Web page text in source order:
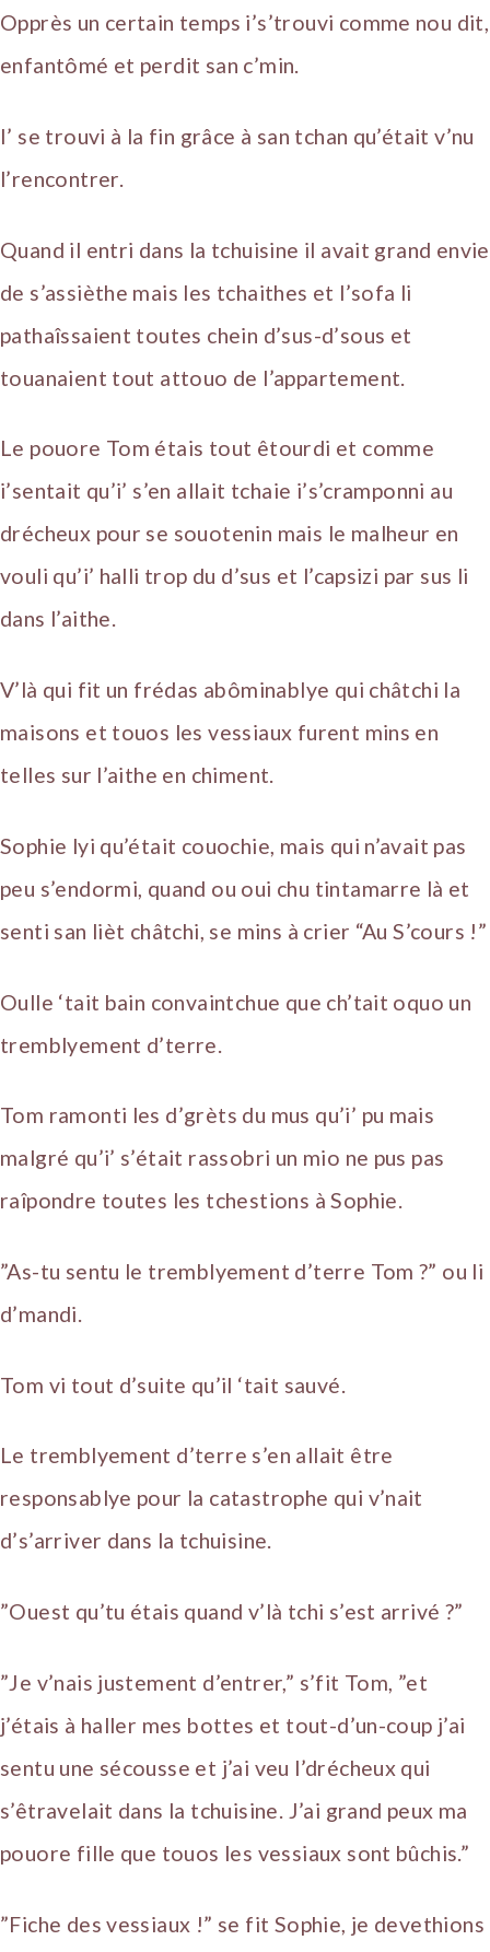
Opprès un certain temps i’s’trouvi comme nou dit,
enfantômé et perdit san c’min.
I’ se trouvi à la fin grâce à san tchan qu’était v’nu
l’rencontrer.
Quand il entri dans la tchuisine il avait grand envie
de s’assièthe mais les tchaithes et l’sofa li
pathaîssaient toutes chein d’sus-d’sous et
touanaient tout attouo de l’appartement.
Le pouore Tom étais tout êtourdi et comme
i’sentait qu’i’ s’en allait tchaie i’s’cramponni au
drécheux pour se souotenin mais le malheur en
vouli qu’i’ halli trop du d’sus et l’capsizi par sus li
dans l’aithe.
V’là qui fit un frédas abôminablye qui châtchi la
maisons et touos les vessiaux furent mins en
telles sur l’aithe en chiment.
Sophie lyi qu’était couochie, mais qui n’avait pas
peu s’endormi, quand ou oui chu tintamarre là et
senti san lièt châtchi, se mins à crier “Au S’cours !”
Oulle ‘tait bain convaintchue que ch’tait oquo un
tremblyement d’terre.
Tom ramonti les d’grèts du mus qu’i’ pu mais
malgré qu’i’ s’était rassobri un mio ne pus pas
raîpondre toutes les tchestions à Sophie.
”As-tu sentu le tremblyement d’terre Tom ?” ou li
d’mandi.
Tom vi tout d’suite qu’il ‘tait sauvé.
Le tremblyement d’terre s’en allait être
responsablye pour la catastrophe qui v’nait
d’s’arriver dans la tchuisine.
”Ouest qu’tu étais quand v’là tchi s’est arrivé ?”
”Je v’nais justement d’entrer,” s’fit Tom, ”et
j’étais à haller mes bottes et tout-d’un-coup j’ai
sentu une sécousse et j’ai veu l’drécheux qui
s’êtravelait dans la tchuisine. J’ai grand peux ma
pouore fille que touos les vessiaux sont bûchis.”
”Fiche des vessiaux !” se fit Sophie, je devethions